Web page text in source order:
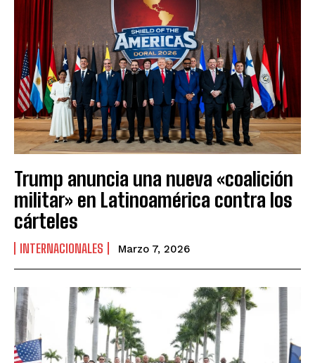
Trump anuncia una nueva «coalición
militar» en Latinoamérica contra los
cárteles
INTERNACIONALES Marzo 7, 2026